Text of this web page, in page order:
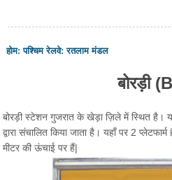
होम:पश्चिम रेलवे:रतलाम मंडल
बोरड़ी
बोरड़ी स्टेशन गुजरात के खेड़ा ज़िले में स्थित है।
द्वारा संचालित किया जाता है। यहाँ पर 2
मीटर की ऊंचाई पर हैं|